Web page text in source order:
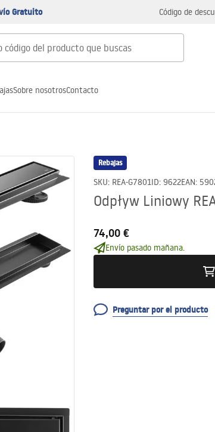
Gratuito Código de
Sobre nosotrosContacto
Rebajas
SKU: REA-G7801ID: 9622EAN:
Odpływ Liniowy
74,00 €
Envío pasado mañana.
Preguntar por el producto